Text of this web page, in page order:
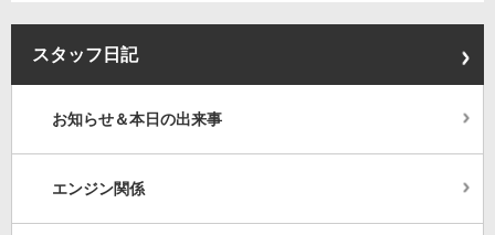
スタッフ日記
お知らせ＆本日の出来事
エンジン関係